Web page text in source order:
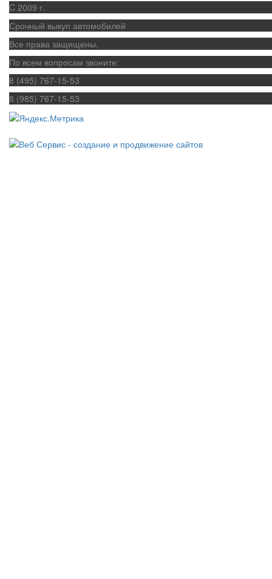
C 2009 г.
Срочный выкуп автомобилей
Все права защищены.
По всем вопросам звоните:
8 (495) 767-15-53
8 (985) 767-15-53